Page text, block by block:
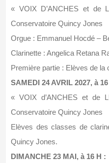
« VOIX D’ANCHES et de
Conservatoire Quincy Jones
Orgue : Emmanuel Hocdé –
Clarinette : Angelica Retana
Première partie : Elèves de la
SAMEDI 24 AVRIL 2027, à
« VOIX d’ANCHES et de
Conservatoire Quincy Jones
Elèves des classes de
Quincy Jones.
DIMANCHE 23 MAI, à 16 H :